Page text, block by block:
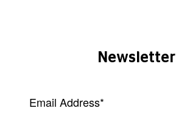
Newsletter